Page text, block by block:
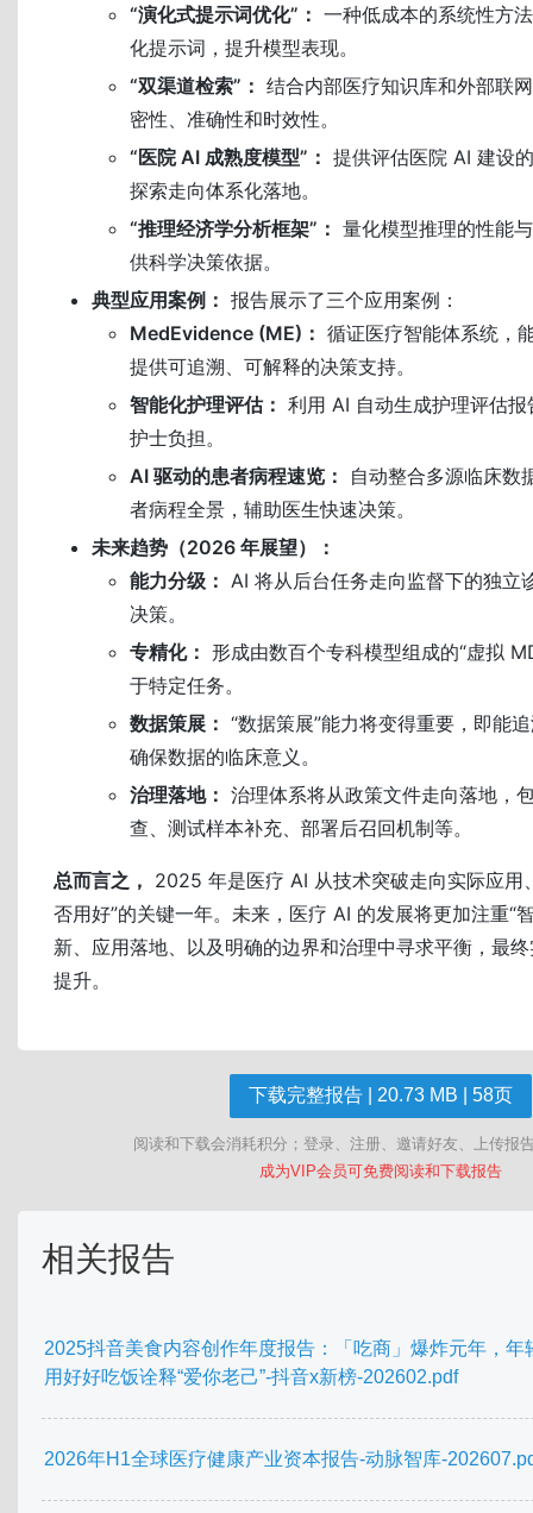
“演化式提示词优化”： 一种低成本的系统性方
化提示词，提升模型表现。
“双渠道检索”： 结合内部医疗知识库和外部联
密性、准确性和时效性。
“医院 AI 成熟度模型”： 提供评估医院 AI 建设
探索走向体系化落地。
“推理经济学分析框架”： 量化模型推理的性能
供科学决策依据。
典型应用案例： 报告展示了三个应用案例：
MedEvidence (ME)： 循证医疗智能体系统，
提供可追溯、可解释的决策支持。
智能化护理评估： 利用 AI 自动生成护理评估
护士负担。
AI 驱动的患者病程速览：
自动整合多源临床数
者病程全景，辅助医生快速决策。
未来趋势（2026 年展望）：
能力分级： AI 将从后台任务走向监督下的独立
决策。
专精化： 形成由数百个专科模型组成的“虚拟
于特定任务。
数据策展： “数据策展”能力将变得重要，即能
确保数据的临床意义。
治理落地： 治理体系将从政策文件走向落地，
查、测试样本补充、部署后召回机制等。
总而言之， 2025 年是医疗 AI 从技术突破走向实际应用
否用好”的关键一年。未来，医疗 AI 的发展将更加注重“
新、应用落地、以及明确的边界和治理中寻求平衡，最
提升。
下载完整报告 | 20.73 MB | 58页
阅读和下载会消耗积分；登录、注册、邀请好友、上传报
成为VIP会员可免费阅读和下载报告
相关报告
2025抖音美食内容创作年度报告：「吃商」爆炸元年，年
用好好吃饭诠释“爱你老己”-抖音x新榜-202602.pdf
2026年H1全球医疗健康产业资本报告-动脉智库-